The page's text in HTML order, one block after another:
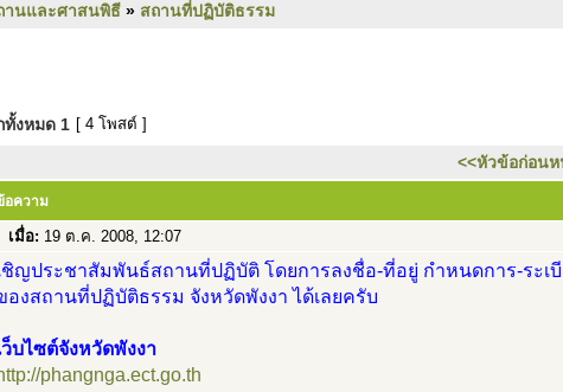
านและศาสนพิธี » สถานที่ปฏิบัติธรรม
ทั้งหมด 1 [ 4 โพสต์ ]
<<หัวข้อก่อนห
อความ
เมื่อ: 19 ต.ค. 2008, 12:07
ชิญประชาสัมพันธ์สถานที่ปฏิบัติ โดยการลงชื่อ-ที่อยู่ กำหนดการ-ระเบี
องสถานที่ปฏิบัติธรรม จังหวัดพังงา ได้เลยครับ
ว็บไซต์จังหวัดพังงา
phangnga.ect.go.th